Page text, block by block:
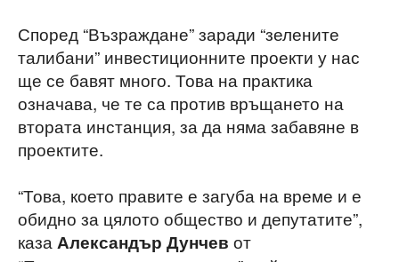
Според “Възраждане” заради “зелените
талибани” инвестиционните проекти у нас
ще се бавят много. Това на практика
означава, че те са против връщането на
втората инстанция, за да няма забавяне в
проектите.
“Това, което правите е загуба на време и е
обидно за цялото общество и депутатите”,
каза Александър Дунчев от